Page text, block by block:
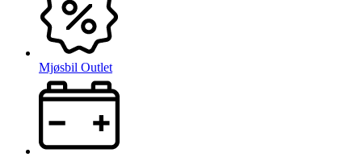
Mjøsbil Outlet